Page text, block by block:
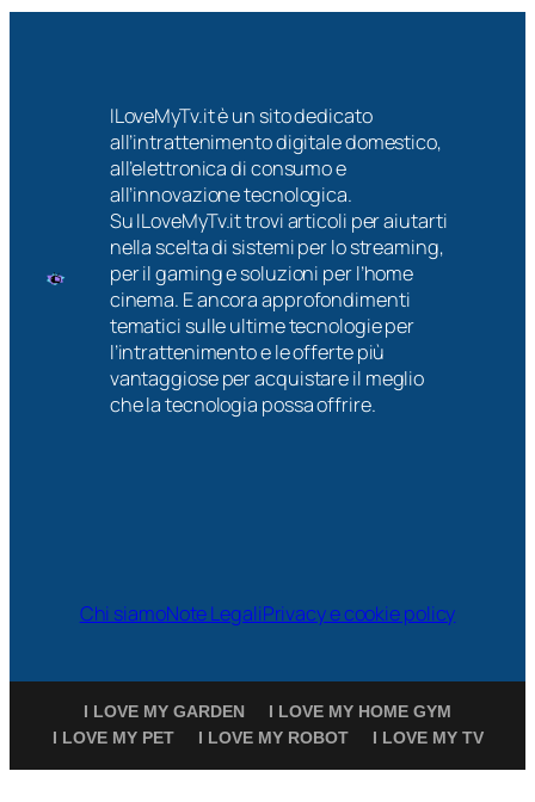
ILoveMyTv.it è un sito dedicato
all’intrattenimento digitale domestico,
all’elettronica di consumo e
all’innovazione tecnologica.
Su ILoveMyTv.it trovi articoli per aiutarti
nella scelta di sistemi per lo streaming,
per il gaming e soluzioni per l’home
cinema. E ancora approfondimenti
tematici sulle ultime tecnologie per
l’intrattenimento e le offerte più
vantaggiose per acquistare il meglio
che la tecnologia possa offrire.
Chi siamoNote LegaliPrivacy e cookie policy
I LOVE MY GARDEN
I LOVE MY HOME GYM
I LOVE MY PET
I LOVE MY ROBOT I LOVE MY TV